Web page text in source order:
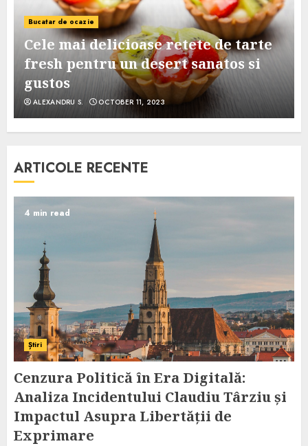
Bucatar de ocazie
Cele mai delicioase retete de tarte
fresh pentru un desert sanatos si
gustos
ALEXANDRU S. OCTOBER 11, 2023
ARTICOLE RECENTE
4 min read
Știri
Cenzura Politică în Era Digitală:
Analiza Incidentului Claudiu Târziu și
Impactul Asupra Libertății de
Exprimare